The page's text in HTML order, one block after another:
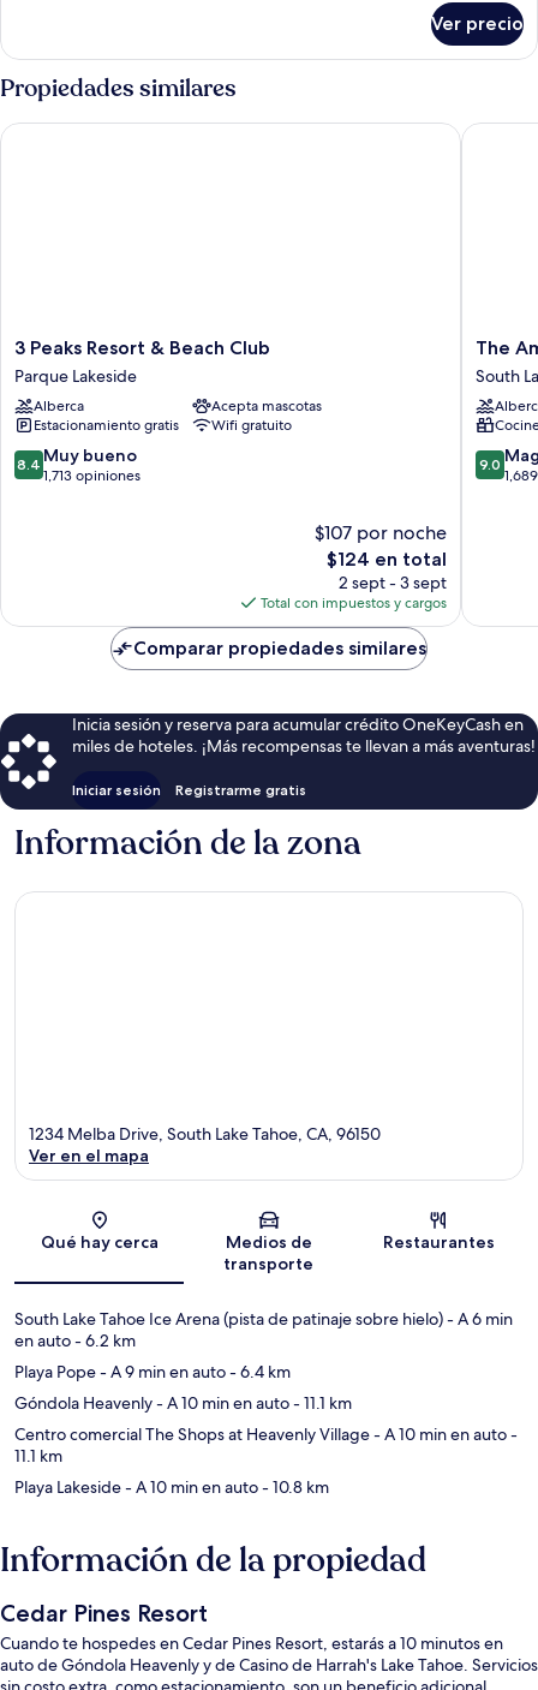
Loft
1
Bedroom,
Double
Loft
Ver precio
Propiedades similares
3
Peaks
Resort
&
Beach
Club
Parque
3 Peaks Resort & Beach Club
Parque Lakeside
Alberca
Acepta mascotas
Estacionamiento gratis
Wifi gratuito
8.4
de
8.4 Muy bueno
1,713 opiniones
$107 por noche
El
precio
actual
es
de
$124
$124 en total
2 sept - 3 sept
Total con impuestos y cargos
3 Peaks Resort & Beach Club
The
Village
South
Lake
Tahoe
The
South
9.0
de
9.0
The
Comparar propiedades similares
Inicia sesión y reserva para acumular crédito OneKeyCash en
miles de hoteles. ¡Más recompensas te llevan a más aventuras!
Iniciar sesión Registrarme gratis
Información de la zona
Sección del mapa
1234 Melba Drive, South Lake Tahoe, CA, 96150
Ver en el mapa
Qué hay cerca
Medios de
transporte
Restaurantes
South Lake Tahoe Ice Arena (pista de patinaje sobre hielo)- A 6 min
en auto- 6.2 km
Playa Pope- A 9 min en auto- 6.4 km
Góndola Heavenly- A 10 min en auto- 11.1 km
Centro comercial The Shops at Heavenly Village- A 10 min en auto-
11.1 km
Playa Lakeside- A 10 min en auto- 10.8 km
Información de la propiedad
Cedar Pines Resort
Cuando te hospedes en Cedar Pines Resort, estarás a 10 minutos en
auto de Góndola Heavenly y de Casino de Harrah's Lake Tahoe. Servicios